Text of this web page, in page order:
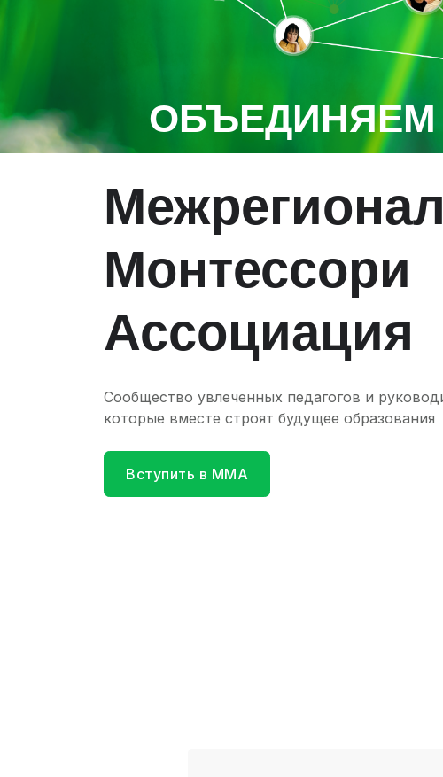
ОБЪЕДИНЯЕМ
Монтессори
Ассоциация
Сообщество увлеченных педагогов и
которые вместе строят будущее образования
Вступить в ММА